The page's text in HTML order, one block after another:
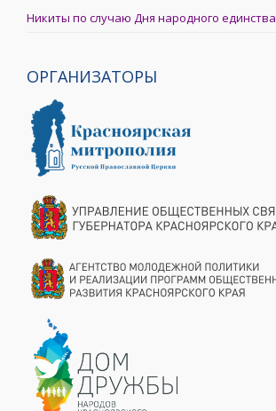
Никиты по случаю Дня народного единства
ОРГАНИЗАТОРЫ